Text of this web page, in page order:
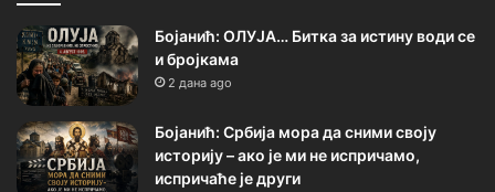
Бојанић: ОЛУЈА… Битка за истину води се
и бројкама
2 дана ago
Бојанић: Србија мора да сними своју
историју – ако је ми не испричамо,
испричаће је други